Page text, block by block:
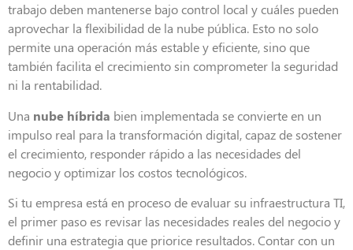
trabajo deben mantenerse bajo control local y cuáles pueden
aprovechar la flexibilidad de la nube pública. Esto no solo
permite una operación más estable y eficiente, sino que
también facilita el crecimiento sin comprometer la seguridad
ni la rentabilidad.
Una nube híbrida bien implementada se convierte en un
impulso real para la transformación digital, capaz de sostener
el crecimiento, responder rápido a las necesidades del
negocio y optimizar los costos tecnológicos.
Si tu empresa está en proceso de evaluar su infraestructura TI,
el primer paso es revisar las necesidades reales del negocio y
definir una estrategia que priorice resultados. Contar con un